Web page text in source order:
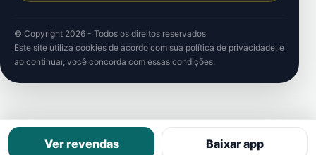
© Copyright 2026 - Todos os direitos reservados
Este site utiliza cookies de acordo com sua política de privacidade, e
ao continuar, você concorda com essas condições.
Ver revendas Baixar app